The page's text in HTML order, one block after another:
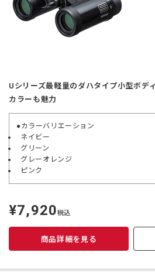
Uシリーズ最軽量のダハタイプ小型ボデ
カラーも魅力
●カラーバリエーション
ネイビー
グリーン
グレーオレンジ
ピンク
定
価
¥7,920税込
商品詳細を見る